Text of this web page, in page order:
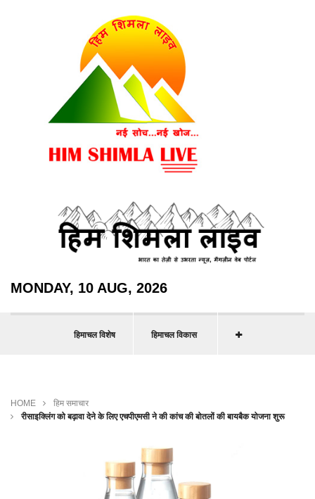
MONDAY, 10 AUG, 2026
हिमाचल विशेष हिमाचल विकास
HOME
हिम समाचार
रीसाइक्लिंग को बढ़ावा देने के लिए एचपीएमसी ने की कांच की बोतलों की बायबैक योजना शुरू